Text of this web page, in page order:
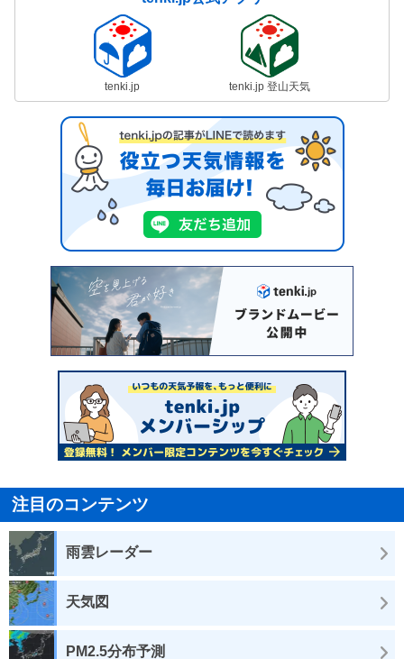
tenki.jp tenki.jp 登山天気
注目のコンテンツ
雨雲レーダー
天気図
PM2.5分布予測